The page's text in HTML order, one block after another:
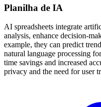
Planilha de IA
AI spreadsheets integrate
analysis, enhance decision-
example, they can predict
natural language processing
time savings and increased
privacy and the need for user